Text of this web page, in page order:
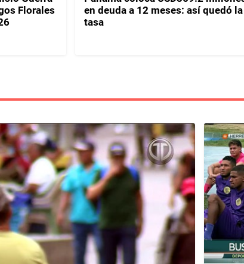
Florales
en deuda a 12 meses: así quedó la
tasa